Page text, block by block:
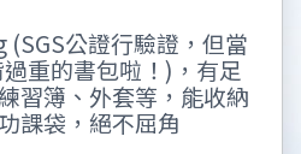
(SGS公證行驗證，但當
重的書包啦！)，有足
習簿、外套等，能收納
課袋，絕不屈角